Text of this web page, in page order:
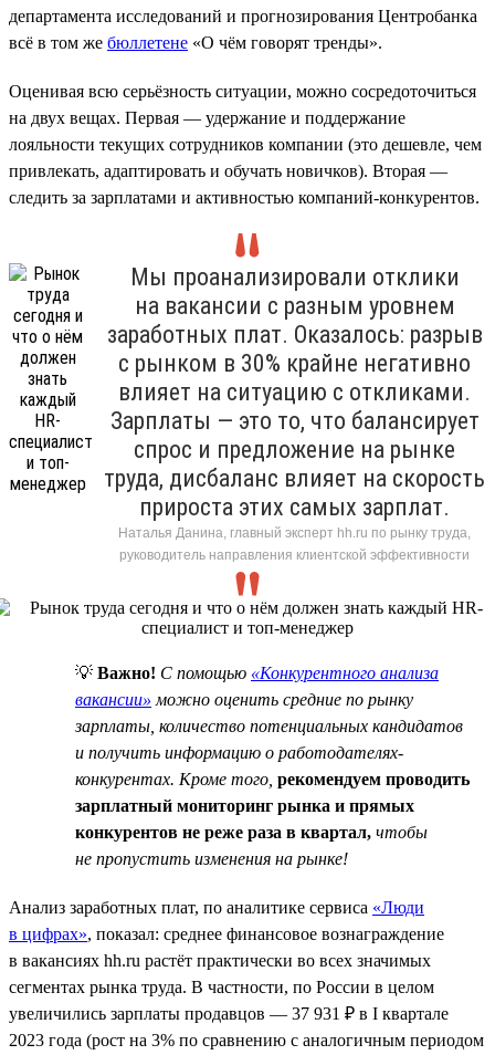
департамента исследований и прогнозирования Центробанка
всё в том же бюллетене «О чём говорят тренды».
Оценивая всю серьёзность ситуации, можно сосредоточиться
на двух вещах. Первая — удержание и поддержание
лояльности текущих сотрудников компании (это дешевле, чем
привлекать, адаптировать и обучать новичков). Вторая —
следить за зарплатами и активностью компаний-конкурентов.
Мы проанализировали отклики
на вакансии с разным уровнем
заработных плат. Оказалось: разрыв
с рынком в 30% крайне негативно
влияет на ситуацию с откликами.
Зарплаты — это то, что балансирует
спрос и предложение на рынке
труда, дисбаланс влияет на скорость
прироста этих самых зарплат.
Наталья Данина, главный эксперт hh.ru по рынку труда,
руководитель направления клиентской эффективности
💡 Важно! C помощью «Конкурентного анализа
вакансии» можно оценить средние по рынку
зарплаты, количество потенциальных кандидатов
и получить информацию о работодателях-
конкурентах. Кроме того, рекомендуем проводить
зарплатный мониторинг рынка и прямых
конкурентов не реже раза в квартал, чтобы
не пропустить изменения на рынке!
Анализ заработных плат, по аналитике сервиса «Люди
в цифрах», показал: среднее финансовое вознаграждение
в вакансиях hh.ru растёт практически во всех значимых
сегментах рынка труда. В частности, по России в целом
увеличились зарплаты продавцов — 37 931 ₽ в I квартале
2023 года (рост на 3% по сравнению с аналогичным периодом